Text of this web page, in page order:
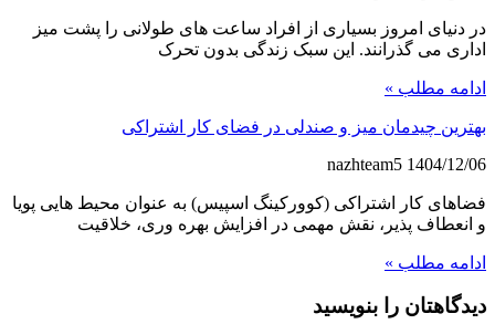
در دنیای امروز بسیاری از افراد ساعت های طولانی را پشت میز
اداری می گذرانند. این سبک زندگی بدون تحرک
ادامه مطلب »
بهترین چیدمان میز و صندلی در فضای کار اشتراکی
nazhteam5 1404/12/06
فضاهای کار اشتراکی (کوورکینگ اسپیس) به عنوان محیط هایی پویا
و انعطاف پذیر، نقش مهمی در افزایش بهره وری، خلاقیت
ادامه مطلب »
دیدگاهتان را بنویسید